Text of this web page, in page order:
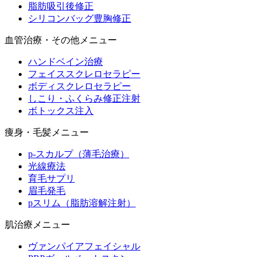
脂肪吸引後修正
シリコンバッグ豊胸修正
血管治療・その他メニュー
ハンドベイン治療
フェイススクレロセラピー
ボディスクレロセラピー
しこり・ふくらみ修正注射
ボトックス注入
痩身・毛髪メニュー
p-スカルプ（薄毛治療）
光線療法
育毛サプリ
眉毛発毛
pスリム（脂肪溶解注射）
肌治療メニュー
ヴァンパイアフェイシャル